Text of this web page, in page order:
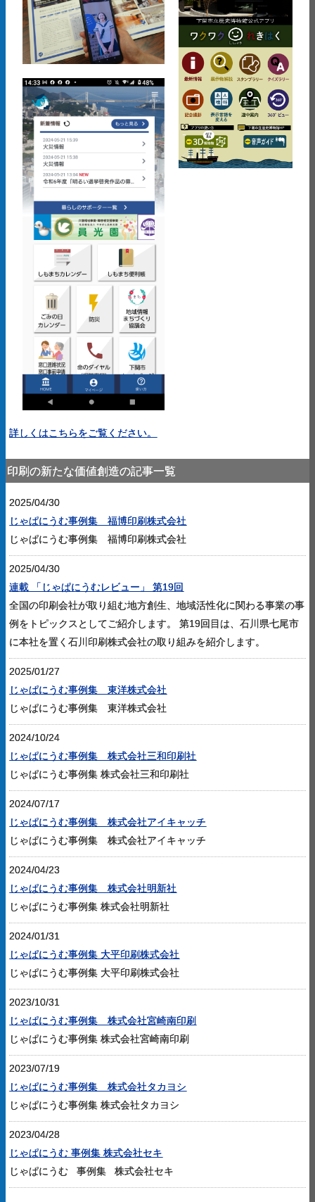
詳しくはこちらをご覧ください。
印刷の新たな価値創造の記事一覧
2025/04/30
じゃぱにうむ事例集 福博印刷株式会社
じゃぱにうむ事例集 福博印刷株式会社
2025/04/30
連載 「じゃぱにうむレビュー」 第19回
全国の印刷会社が取り組む地方創生、地域活性化に関わる事業の事
例をトピックスとしてご紹介します。 第19回目は、石川県七尾市
に本社を置く石川印刷株式会社の取り組みを紹介します。
2025/01/27
じゃぱにうむ事例集 東洋株式会社
じゃぱにうむ事例集 東洋株式会社
2024/10/24
じゃぱにうむ事例集 株式会社三和印刷社
じゃぱにうむ事例集 株式会社三和印刷社
2024/07/17
じゃぱにうむ事例集 株式会社アイキャッチ
じゃぱにうむ事例集 株式会社アイキャッチ
2024/04/23
じゃぱにうむ事例集 株式会社明新社
じゃぱにうむ事例集 株式会社明新社
2024/01/31
じゃぱにうむ事例集 大平印刷株式会社
じゃぱにうむ事例集 大平印刷株式会社
2023/10/31
じゃぱにうむ事例集 株式会社宮崎南印刷
じゃぱにうむ事例集 株式会社宮崎南印刷
2023/07/19
じゃぱにうむ事例集 株式会社タカヨシ
じゃぱにうむ事例集 株式会社タカヨシ
2023/04/28
じゃぱにうむ 事例集 株式会社セキ
じゃぱにうむ 事例集 株式会社セキ